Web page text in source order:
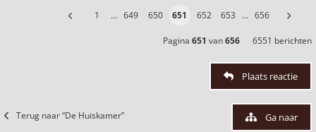
1 … 649 650 651 652 653 … 656
Pagina 651 van656 6551 berichten
Plaats reactie
Terug naar “De Huiskamer” Ga naar